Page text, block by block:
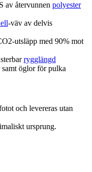
av återvunnen polyester
-väv av delvis
utsläpp med 90% mot
rygglängd
samt öglor förpulka
och levereras utan
ursprung.